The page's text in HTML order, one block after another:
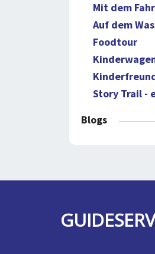
Mit dem
Auf dem
Foodtour
Story Trail -
Blogs